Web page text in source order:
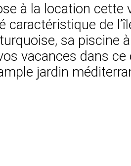
à la location
de
sa piscine
vacances dans ce
jardin